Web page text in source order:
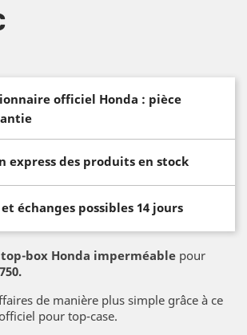
officiel Honda : pièce
express des produits en stock
échanges possibles 14 jours
box Honda imperméable pour
de manière plus simple grâce à ce
pour top-case.